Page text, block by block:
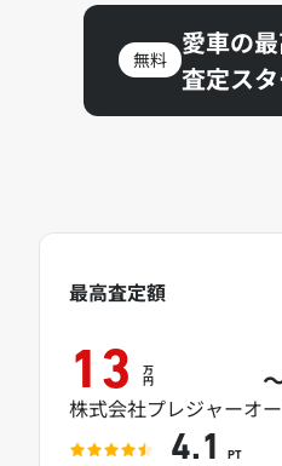
無料
愛車の
査定ス
最高査定額
13 万
円
株式会社プレジャーオ
4.1 PT